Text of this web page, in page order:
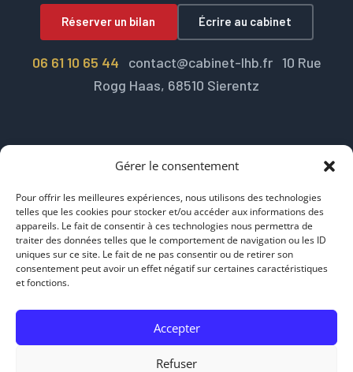
Gérer le consentement
Pour offrir les meilleures expériences, nous utilisons des technologies
telles que les cookies pour stocker et/ou accéder aux informations des
appareils. Le fait de consentir à ces technologies nous permettra de
traiter des données telles que le comportement de navigation ou les ID
uniques sur ce site. Le fait de ne pas consentir ou de retirer son
consentement peut avoir un effet négatif sur certaines caractéristiques
et fonctions.
Accepter
Refuser
Réserver un bilan Écrire au cabinet
06 61 10 65 44 contact@cabinet-lhb.fr 10 Rue
Rogg Haas, 68510 Sierentz
Cabinet LHB
Cabinet LHB, conseil en gestion de patrimoine, prévoyance et
fiscalité du frontalier suisse. Conseiller en investissements
financiers (CIF) membre de la CNCGP. Information non